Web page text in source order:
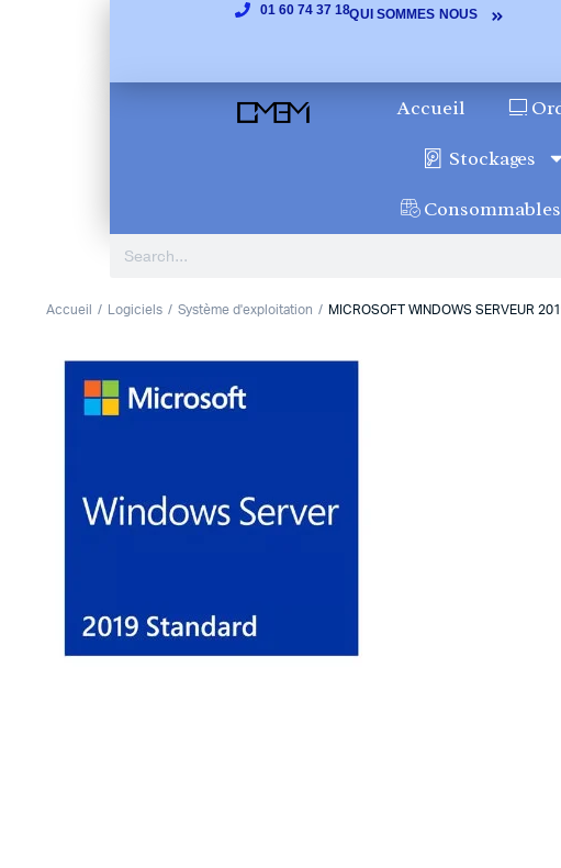
01 60 74 37 18QUI SOMMES NOUS
Accueil
Stockages
Consommables
Accueil Logiciels Système d'exploitation MICROSOFT WINDOWS SERVEUR